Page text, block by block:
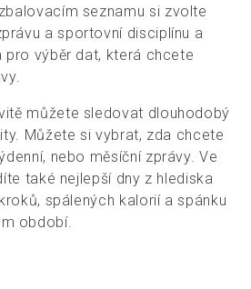
seznamu si zvolte
a sportovní disciplínu a
pro výběr dat, která chcete
můžete sledovat dlouhodobý
Můžete si vybrat, zda chcete
nebo měsíční zprávy. Ve
také nejlepší dny z hlediska
spálených kalorií a spánku
období.